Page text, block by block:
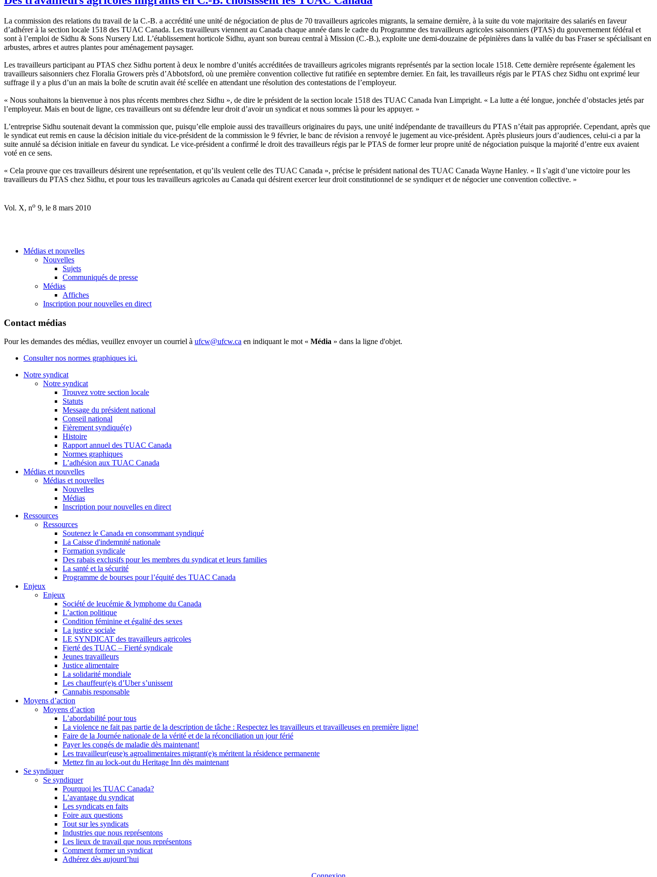
La commission des relations du travail de la C.-B. a accrédité une unité de négociation de plus de 70 travailleurs agricoles migrants, la semaine dernière, à la suite du vote majoritaire des salariés en faveur
d’adhérer à la section locale 1518 des TUAC Canada. Les travailleurs viennent au Canada chaque année dans le cadre du Programme des travailleurs agricoles saisonniers (PTAS) du gouvernement fédéral et
sont à l’emploi de Sidhu & Sons Nursery Ltd. L’établissement horticole Sidhu, ayant son bureau central à Mission (C.-B.), exploite une demi-douzaine de pépinières dans la vallée du bas Fraser se spécialisant en
arbustes, arbres et autres plantes pour aménagement paysager.
Les travailleurs participant au PTAS chez Sidhu portent à deux le nombre d’unités accréditées de travailleurs agricoles migrants représentés par la section locale 1518. Cette dernière représente également les
travailleurs saisonniers chez Floralia Growers près d’Abbotsford, où une première convention collective fut ratifiée en septembre dernier. En fait, les travailleurs régis par le PTAS chez Sidhu ont exprimé leur
suffrage il y a plus d’un an mais la boîte de scrutin avait été scellée en attendant une résolution des contestations de l’employeur.
« Nous souhaitons la bienvenue à nos plus récents membres chez Sidhu », de dire le président de la section locale 1518 des TUAC Canada Ivan Limpright. « La lutte a été longue, jonchée d’obstacles jetés par
l’employeur. Mais en bout de ligne, ces travailleurs ont su défendre leur droit d’avoir un syndicat et nous sommes là pour les appuyer. »
L’entreprise Sidhu soutenait devant la commission que, puisqu’elle emploie aussi des travailleurs originaires du pays, une unité indépendante de travailleurs du PTAS n’était pas appropriée. Cependant, après que
le syndicat eut remis en cause la décision initiale du vice-président de la commission le 9 février, le banc de révision a renvoyé le jugement au vice-président. Après plusieurs jours d’audiences, celui-ci a par la
suite annulé sa décision initiale en faveur du syndicat. Le vice-président a confirmé le droit des travailleurs régis par le PTAS de former leur propre unité de négociation puisque la majorité d’entre eux avaient
voté en ce sens.
« Cela prouve que ces travailleurs désirent une représentation, et qu’ils veulent celle des TUAC Canada », précise le président national des TUAC Canada Wayne Hanley. « Il s’agit d’une victoire pour les
travailleurs du PTAS chez Sidhu, et pour tous les travailleurs agricoles au Canada qui désirent exercer leur droit constitutionnel de se syndiquer et de négocier une convention collective. »
Vol. X, no 9, le 8 mars 2010
Médias et nouvelles
Nouvelles
Sujets
Communiqués de presse
Médias
Affiches
Inscription pour nouvelles en direct
Contact médias
Pour les demandes des médias, veuillez envoyer un courriel à ufcw@ufcw.ca en indiquant le mot « Média » dans la ligne d'objet.
Consulter nos normes graphiques ici.
Notre syndicat
Notre syndicat
Trouvez votre section locale
Statuts
Message du président national
Conseil national
Fièrement syndiqué(e)
Histoire
Rapport annuel des TUAC Canada
Normes graphiques
L’adhésion aux TUAC Canada
Médias et nouvelles
Médias et nouvelles
Nouvelles
Médias
Inscription pour nouvelles en direct
Ressources
Ressources
Soutenez le Canada en consommant syndiqué
La Caisse d'indemnité nationale
Formation syndicale
Des rabais exclusifs pour les membres du syndicat et leurs families
La santé et la sécurité
Programme de bourses pour l’équité des TUAC Canada
Enjeux
Enjeux
Société de leucémie & lymphome du Canada
L’action politique
Condition féminine et égalité des sexes
La justice sociale
LE SYNDICAT des travailleurs agricoles
Fierté des TUAC – Fierté syndicale
Jeunes travailleurs
Justice alimentaire
La solidarité mondiale
Les chauffeur(e)s d’Uber s’unissent
Cannabis responsable
Moyens d’action
Moyens d’action
L’abordabilité pour tous
La violence ne fait pas partie de la description de tâche : Respectez les travailleurs et travailleuses en première ligne!
Faire de la Journée nationale de la vérité et de la réconciliation un jour férié
Payer les congés de maladie dès maintenant!
Les travailleur(euse)s agroalimentaires migrant(e)s méritent la résidence permanente
Mettez fin au lock-out du Heritage Inn dès maintenant
Se syndiquer
Se syndiquer
Pourquoi les TUAC Canada?
L’avantage du syndicat
Les syndicats en faits
Foire aux questions
Tout sur les syndicats
Industries que nous représentons
Les lieux de travail que nous représentons
Comment former un syndicat
Adhérez dès aujourd’hui